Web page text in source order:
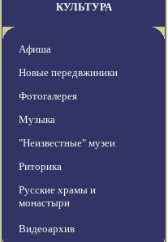
КУЛЬТУРА
Афиша
Новые передвжиники
Фотогалерея
Музыка
"Неизвестные" музеи
Риторика
Русские храмы и
монастыри
Видеоархив